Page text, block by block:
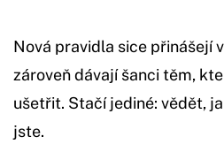
Nová pravidla sice přinášejí
zároveň dávají šanci těm,
ušetřit. Stačí jediné: vědět,
jste.